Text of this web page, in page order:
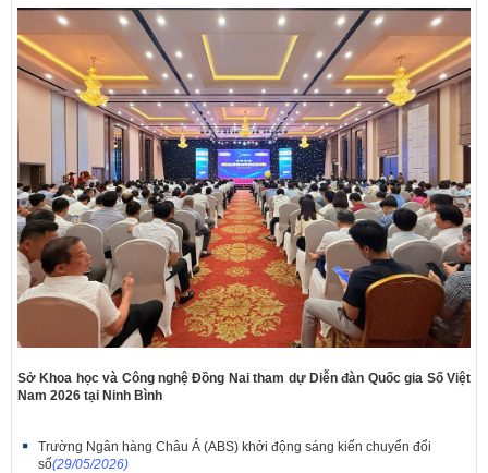
Sở Khoa học và Công nghệ Đồng Nai tham dự Diễn đàn Quốc gia Số Việt
Nam 2026 tại Ninh Bình
Trường Ngân hàng Châu Á (ABS) khởi động sáng kiến chuyển đổi
số(29/05/2026)